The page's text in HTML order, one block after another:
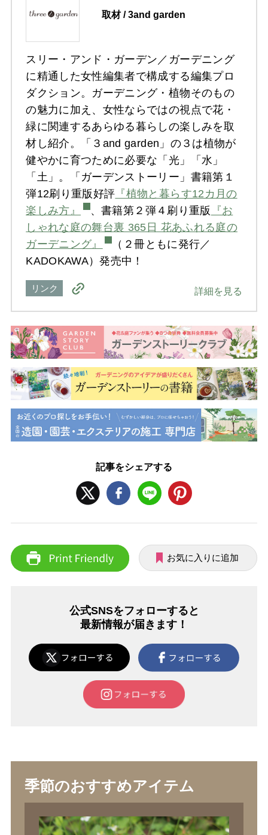
取材 / 3and garden
スリー・アンド・ガーデン／ガーデニング
に精通した女性編集者で構成する編集プロ
ダクション。ガーデニング・植物そのもの
の魅力に加え、女性ならではの視点で花・
緑に関連するあらゆる暮らしの楽しみを取
材し紹介。「３and garden」の３は植物が
健やかに育つために必要な「光」「水」
「土」。「ガーデンストーリー」書籍第１
弾12刷り重版好評 『植物と暮らす12カ月の
楽しみ方』
、書籍第２弾４刷り重版
『お
しゃれな庭の舞台裏 365日 花あふれる庭の
ガーデニング』
（２冊ともに発行／
KADOKAWA）発売中！
リンク 詳細を見る
記事をシェアする
お気に入りに追加
公式SNSをフォローすると
最新情報が届きます！
季節のおすすめアイテム